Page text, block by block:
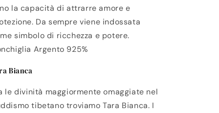
la capacità di attrarre amore e
Da sempre viene indossata
simbolo di ricchezza e potere.
Argento 925%
Bianca
le divinità maggiormente omaggiate nel
tibetano troviamo Tara Bianca. I